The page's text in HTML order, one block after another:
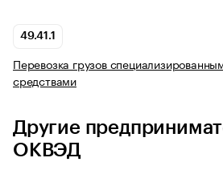
49.41.1
Перевозка грузов
средствами
Другие
ОКВЭД